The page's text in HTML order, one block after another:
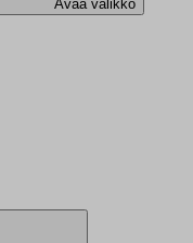
Avaa valikko